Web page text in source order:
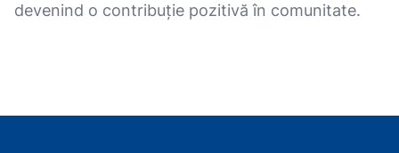
devenind o contribuție pozitivă în comunitate.